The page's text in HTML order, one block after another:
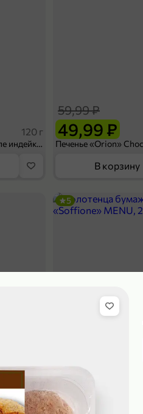
120 г
Ветчина «ИНДИлайт» филе индейки Мраморное, в нарезке, 120 г
49,99 ₽
59,99 ₽
В корзину
5